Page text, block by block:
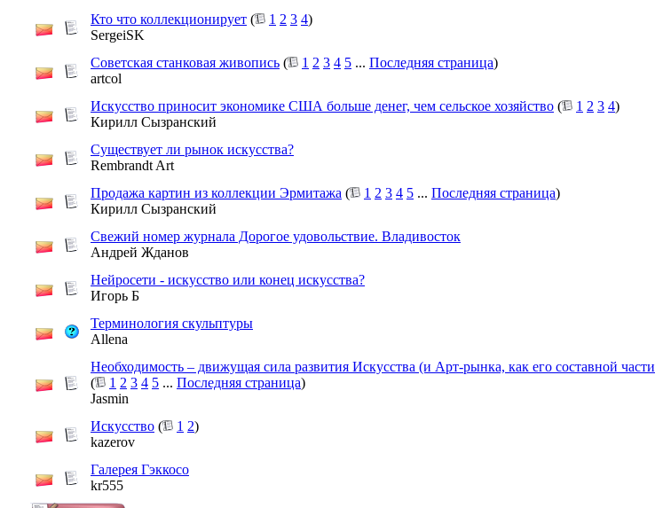
Кто что коллекционирует ( 1 2 3 4)
SergeiSK
Советская станковая живопись ( 1 2 3 4 5 ... Последняя страница)
artcol
Искусство приносит экономике США больше денег, чем сельское хозяйство ( 1 2 3 4)
Кирилл Сызранский
Существует ли рынок искусства?
Rembrandt Art
Продажа картин из коллекции Эрмитажа ( 1 2 3 4 5 ... Последняя страница)
Кирилл Сызранский
Свежий номер журнала Дорогое удовольствие. Владивосток
Андрей Жданов
Нейросети - искусство или конец искусства?
Игорь Б
Терминология скульптуры
Allena
Необходимость – движущая сила развития Искусства (и Арт-рынка, как его составной части
(
1 2 3 4 5 ... Последняя страница)
Jasmin
Искусство ( 1 2)
kazerov
Галерея Гэккосо
kr555